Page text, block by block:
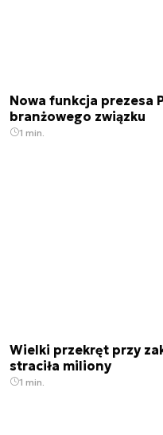
Nowa funkcja prezesa
branżowego związku
1 min.
Wielki przekręt przy
straciła miliony
1 min.